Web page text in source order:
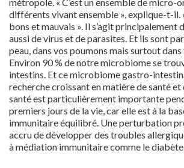
métropole. « C’est un ensemble de micro-
différents vivant ensemble », explique-t-il.
bons et mauvais ». Il s’agit principalement
aussi de virus et de parasites. Et ils sont
peau, dans vos poumons mais surtout
Environ 90 % de notre microbiome se
intestins. Et ce microbiome gastro-
recherche croissant en matière de santé et
santé est particulièrement importante
premiers jours de la vie, car elle est à la
immunitaire équilibré. Une perturbation
accru de développer des troubles
à médiation immunitaire comme le